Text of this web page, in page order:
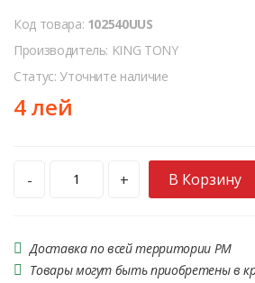
Код товара: 102540UUS
Производитель: KING TONY
Статус: Уточните наличие
4 лей
- + В Корзину
Доставка по всей территории РМ
Товары могут быть приобретены в